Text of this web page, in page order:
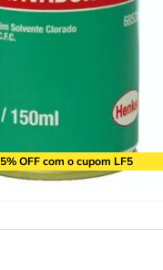
5% OFF com o cupom LF5